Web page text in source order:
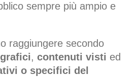
sempre più ampio e
raggiungere secondo
, contenuti visti ed
o specifici del